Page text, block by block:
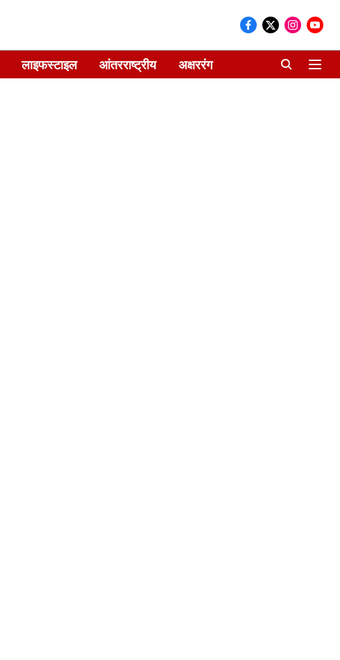
लाइफस्टाइल आंतरराष्ट्रीय अक्षररंग